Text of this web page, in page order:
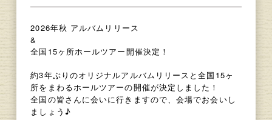
2026年秋 アルバムリリース
&
全国15ヶ所ホールツアー開催決定！
約3年ぶりのオリジナルアルバムリリースと全国15ヶ
所をまわるホールツアーの開催が決定しました！
全国の皆さんに会いに行きますので、会場でお会いし
ましょう♪